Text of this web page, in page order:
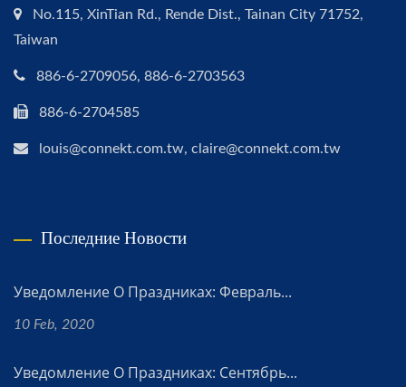
No.115, XinTian Rd., Rende Dist., Tainan City 71752,
Taiwan
886-6-2709056, 886-6-2703563
886-6-2704585
louis@connekt.com.tw, claire@connekt.com.tw
Последние Новости
Уведомление О Праздниках: Февраль...
10 Feb, 2020
Уведомление О Праздниках: Сентябрь...